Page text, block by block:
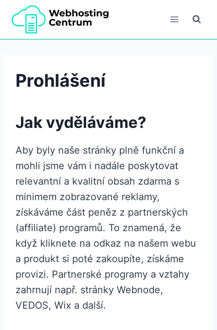
Přeskočit
obsah
Prohlášení
Jak vyděláváme?
Aby byly naše stránky plně funkční a
mohli jsme vám i nadále poskytovat
relevantní a kvalitní obsah zdarma s
minimem zobrazované reklamy,
získáváme část peněz z partnerských
(affiliate) programů. To znamená, že
když kliknete na odkaz na našem webu
a produkt si poté zakoupíte, získáme
provizi. Partnerské programy a vztahy
zahrnují např. stránky Webnode,
VEDOS, Wix a další.